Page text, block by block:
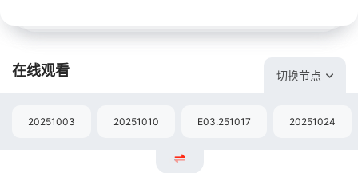
在线观看 切换节点
20251003 20251010 E03.251017 20251024